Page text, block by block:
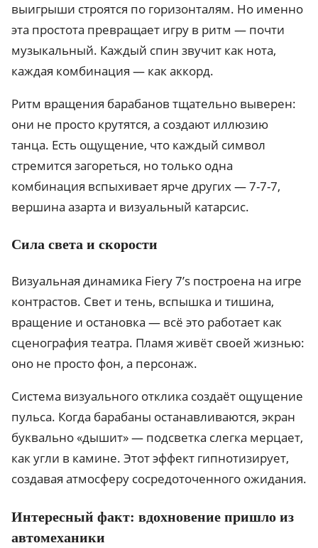
выигрыши строятся по горизонталям. Но именно
эта простота превращает игру в ритм — почти
музыкальный. Каждый спин звучит как нота,
каждая комбинация — как аккорд.
Ритм вращения барабанов тщательно выверен:
они не просто крутятся, а создают иллюзию
танца. Есть ощущение, что каждый символ
стремится загореться, но только одна
комбинация вспыхивает ярче других — 7-7-7,
вершина азарта и визуальный катарсис.
Сила света и скорости
Визуальная динамика Fiery 7’s построена на игре
контрастов. Свет и тень, вспышка и тишина,
вращение и остановка — всё это работает как
сценография театра. Пламя живёт своей жизнью:
оно не просто фон, а персонаж.
Система визуального отклика создаёт ощущение
пульса. Когда барабаны останавливаются, экран
буквально «дышит» — подсветка слегка мерцает,
как угли в камине. Этот эффект гипнотизирует,
создавая атмосферу сосредоточенного ожидания.
Интересный факт: вдохновение пришло из
автомеханики